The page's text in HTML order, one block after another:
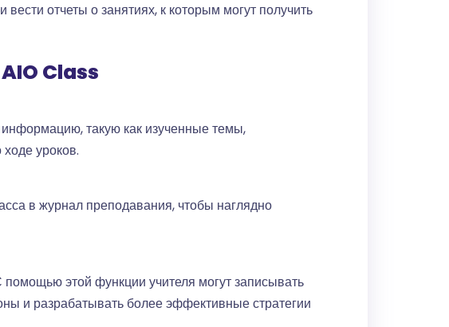
отчеты о занятиях, к которым могут получить
Class
такую как изученные темы,
уроков.
в журнал преподавания, чтобы наглядно
этой функции учителя могут записывать
и разрабатывать более эффективные стратегии